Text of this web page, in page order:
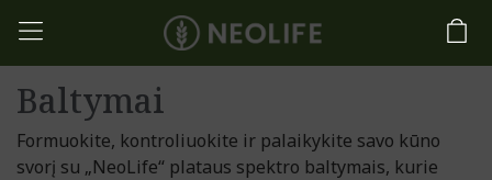
Baltymai
Formuokite, kontroliuokite ir palaikykite savo kūno
svorį su „NeoLife“ plataus spektro baltymais, kurie